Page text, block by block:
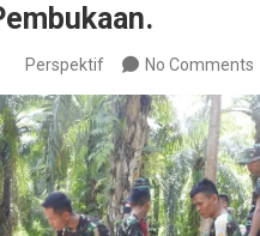
Perspektif No Comments